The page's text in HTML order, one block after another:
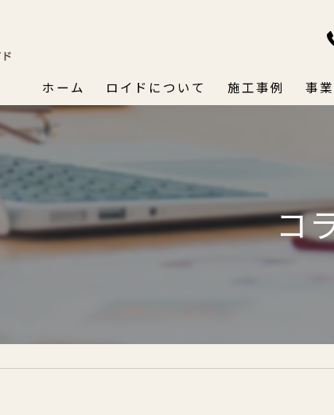
ホーム ロイドについて 施工事例 事
コ